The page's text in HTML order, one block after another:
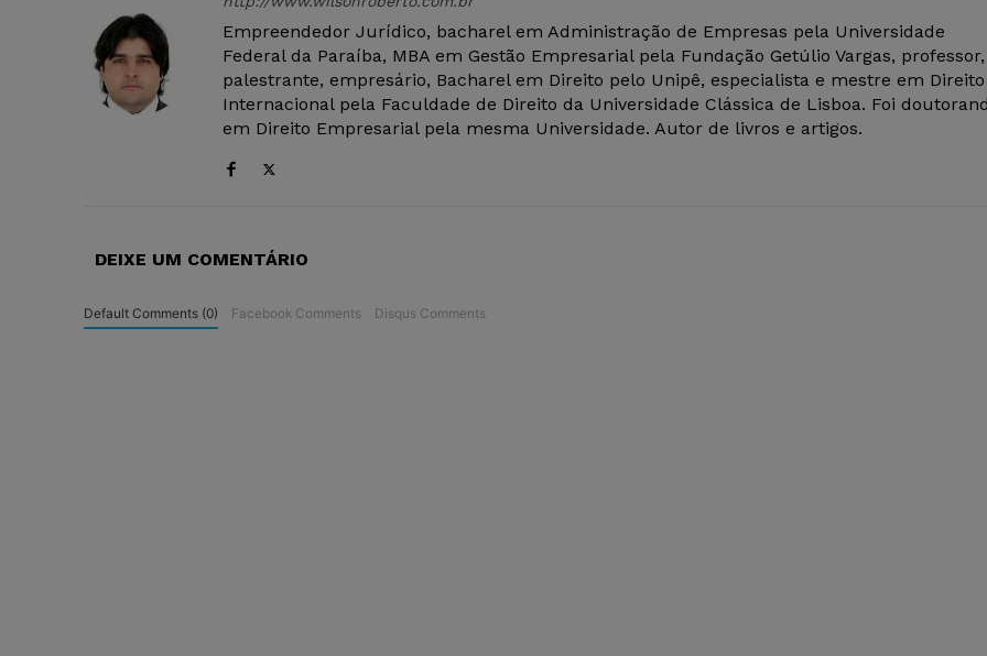
Empreendedor Jurídico, bacharel em Administração de Empresas pela Universidade
Federal da Paraíba, MBA em Gestão Empresarial pela Fundação Getúlio Vargas, professor,
palestrante, empresário, Bacharel em Direito pelo Unipê, especialista e mestre em Direito
Internacional pela Faculdade de Direito da Universidade Clássica de Lisboa. Foi
em Direito Empresarial pela mesma Universidade. Autor de livros e artigos.
DEIXE UM COMENTÁRIO
Default Comments (0) Facebook Comments Disqus Comments